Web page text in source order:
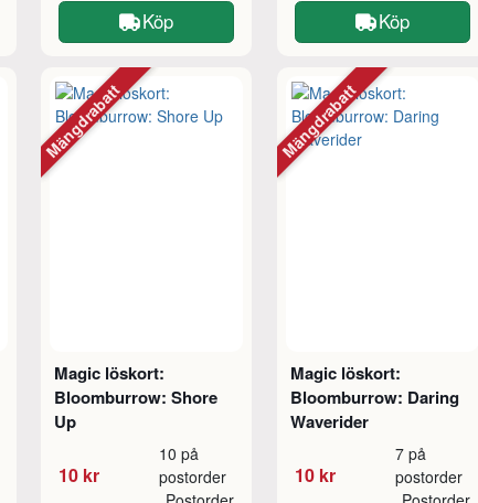
Köp Köp
Magic löskort:
Bloomburrow: Shore
Up
10 kr
10 på
postorder
Mängdrabatt
Magic löskort:
Bloomburrow: Daring
Waverider
10 kr
7 på
postorder
Mängdrabatt